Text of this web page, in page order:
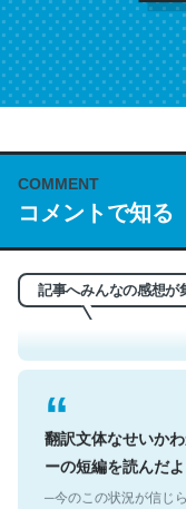
COMMENT
コメントで知る
記事へみんなの感想が
これは名文。彼は
う。英語少しでも
れ好き。Let’s
─今のこの状況が信じ
翻訳文体なせいか
ーの短編を読んだ
─今のこの状況が信じ